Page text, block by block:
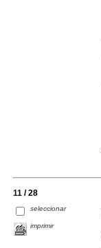
11 / 28
seleccionar
imprimir